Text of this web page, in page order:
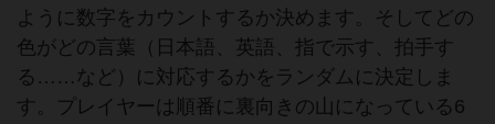
ように数字をカウントするか決めます。そしてどの
色がどの言葉（日本語、英語、指で示す、拍手す
る……など）に対応するかをランダムに決定しま
す。プレイヤーは順番に裏向きの山になっている6